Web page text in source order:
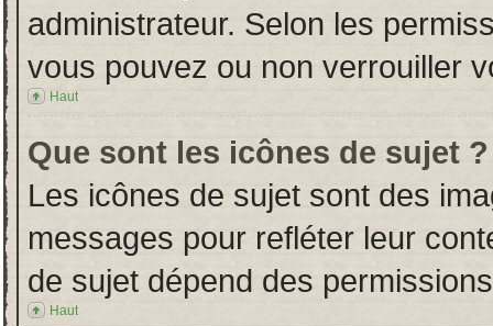
administrateur. Selon les
vous pouvez ou non verrouiller
Haut
Que sont les icônes de sujet ?
Les icônes de sujet sont des
messages pour refléter leur
de sujet dépend des
Haut